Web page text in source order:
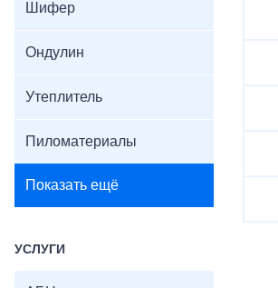
Шифер
Ондулин
Утеплитель
Пиломатериалы
Показать ещё
УСЛУГИ